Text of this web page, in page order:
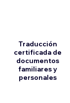
Traducción
certificada de
documentos
familiares y
personales